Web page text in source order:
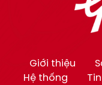
Giới thiệu
Hệ thống